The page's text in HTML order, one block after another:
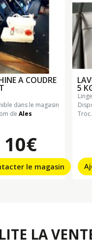
A COUDRE
dans le magasin
de Ales
10€
le magasin
5
linge
LA